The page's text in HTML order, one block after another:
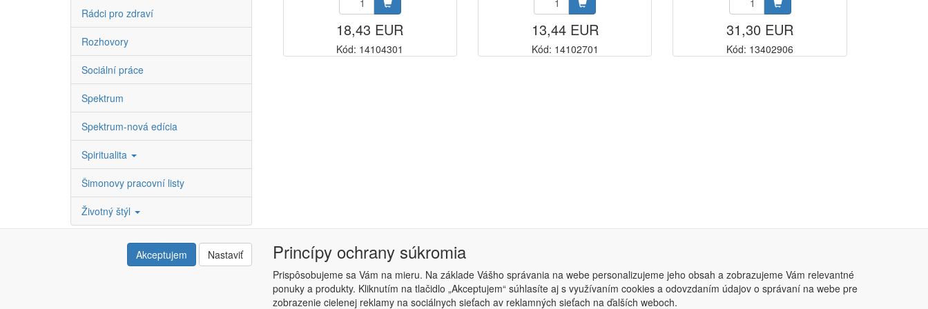
Rádci pro zdraví
Rozhovory
Sociální práce
Spektrum
Spektrum-nová edícia
Spiritualita
Šimonovy pracovní listy
Životný štýl
18,43 EUR
Kód: 14104301
13,44 EUR
Kód: 14102701
31,30 EUR
Kód: 13402906
Obchodné podmienky |Nastavenie súkromia
Akceptujem Nastaviť Princípy ochrany súkromia
Prispôsobujeme sa Vám na mieru. Na základe Vášho správania na webe personalizujeme jeho obsah a zobrazujeme Vám relevantné
ponuky a produkty. Kliknutím na tlačidlo „Akceptujem“ súhlasíte aj s využívaním cookies a odovzdaním údajov o správaní na webe pre
zobrazenie cielenej reklamy na sociálnych sieťach av reklamných sieťach na ďalších weboch.